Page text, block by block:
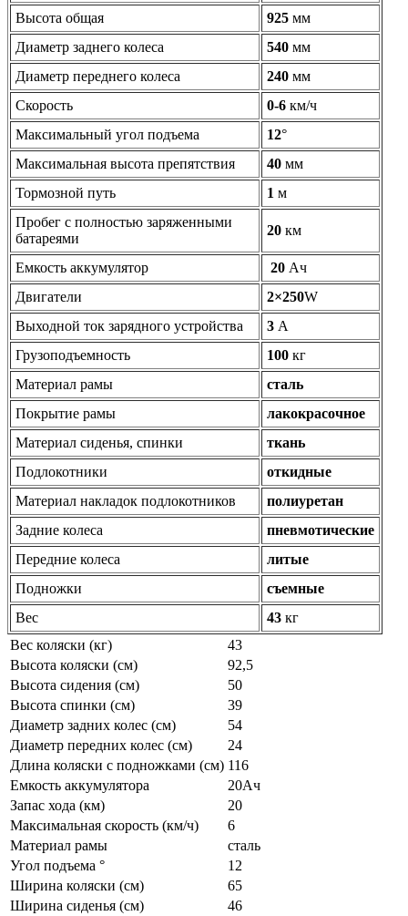
Высота общая
925 мм
Диаметр заднего колеса
540 мм
Диаметр переднего колеса
240 мм
Скорость
0-6 км/ч
Максимальный угол подъема
12°
Максимальная высота препятствия
40 мм
Тормозной путь
1 м
Пробег с полностью заряженными
батареями
20 км
Емкость аккумулятор 20 Ач
Двигатели
2×250W
Выходной ток зарядного устройства
3 А
Грузоподъемность
100 кг
Материал рамы
сталь
Покрытие рамы
лакокрасочное
Материал сиденья, спинки
ткань
Подлокотники
откидные
Материал накладок подлокотников
полиуретан
Задние колеса
пневмотические
Передние колеса
литые
Подножки
съемные
Вес
43 кг
Вес коляски (кг)
43
Высота коляски (см)
92,5
Высота сидения (см)
50
Высота спинки (см)
39
Диаметр задних колес (см)
54
Диаметр передних колес (см)
24
Длина коляски с подножками (см) 116
Емкость аккумулятора
20Ач
Запас хода (км)
20
Максимальная скорость (км/ч)
6
Материал рамы
сталь
Угол подъема °
12
Ширина коляски (см)
65
Ширина сиденья (см)
46